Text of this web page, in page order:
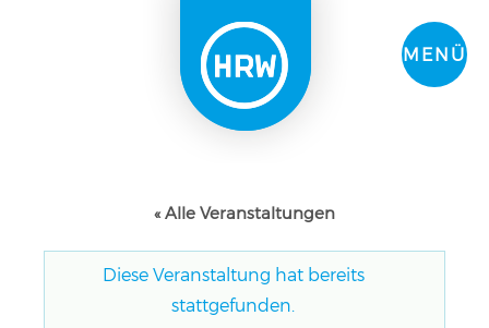
MENÜ
« Alle Veranstaltungen
Diese Veranstaltung hat bereits
stattgefunden.